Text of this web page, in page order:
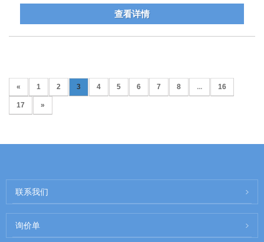
查看详情
« 1 2 3 4 5 6 7 8 ... 16
17 »
联系我们
询价单